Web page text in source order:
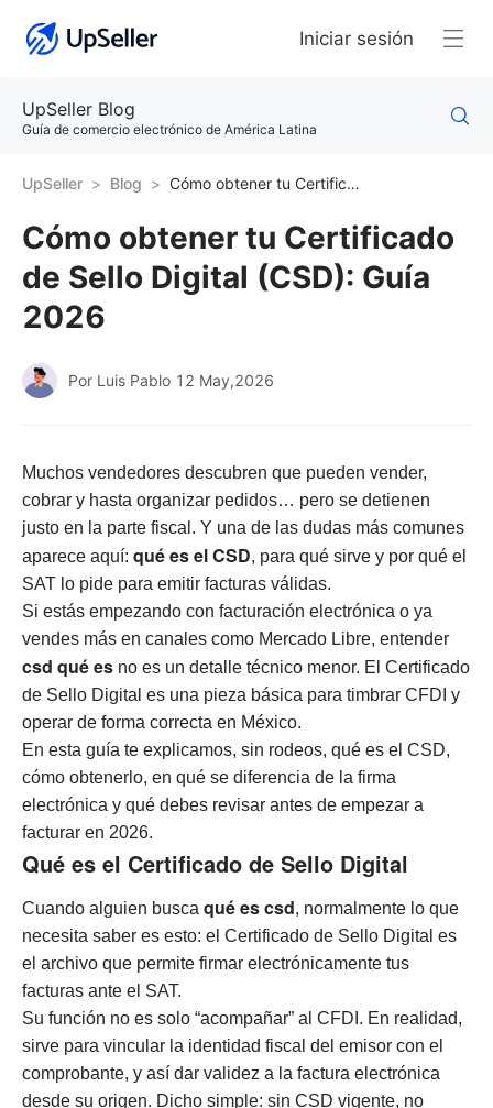
Iniciar sesión
UpSeller Blog
Guía de comercio electrónico de América Latina
UpSeller Blog Cómo obtener tu Certificado de Sello Digital (CSD): Guía 2026
Cómo obtener tu Certificado
de Sello Digital (CSD): Guía
2026
Por Luis Pablo 12 May,2026
Muchos vendedores descubren que pueden vender,
cobrar y hasta organizar pedidos… pero se detienen
justo en la parte fiscal. Y una de las dudas más comunes
aparece aquí: qué es el CSD, para qué sirve y por qué el
SAT lo pide para emitir facturas válidas.
Si estás empezando con facturación electrónica o ya
vendes más en canales como Mercado Libre, entender
csd qué es no es un detalle técnico menor. El Certificado
de Sello Digital es una pieza básica para timbrar CFDI y
operar de forma correcta en México.
En esta guía te explicamos, sin rodeos, qué es el CSD,
cómo obtenerlo, en qué se diferencia de la firma
electrónica y qué debes revisar antes de empezar a
facturar en 2026.
Qué es el Certificado de Sello Digital
Cuando alguien busca qué es csd, normalmente lo que
necesita saber es esto: el Certificado de Sello Digital es
el archivo que permite firmar electrónicamente tus
facturas ante el SAT.
Su función no es solo “acompañar” al CFDI. En realidad,
sirve para vincular la identidad fiscal del emisor con el
comprobante, y así dar validez a la factura electrónica
desde su origen. Dicho simple: sin CSD vigente, no